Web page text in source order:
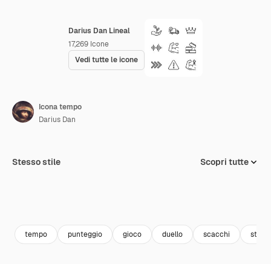
Darius Dan Lineal
17,269 Icone
Vedi tutte le icone
Icona tempo
Darius Dan
Stesso stile Scopri tutte
tempo punteggio gioco duello scacchi